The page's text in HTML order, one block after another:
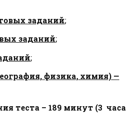
заданий;
заданий;
;
физика, химия) —
теста – 189 минут (3